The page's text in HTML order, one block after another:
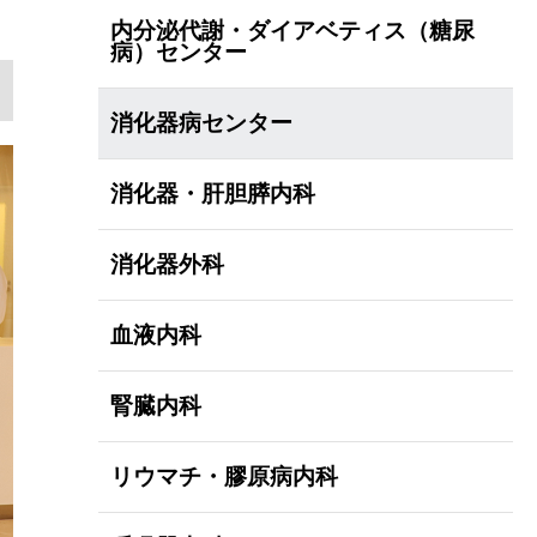
内分泌代謝・ダイアベティス（糖尿
病）センター
消化器病センター
消化器・肝胆膵内科
消化器外科
血液内科
腎臓内科
リウマチ・膠原病内科